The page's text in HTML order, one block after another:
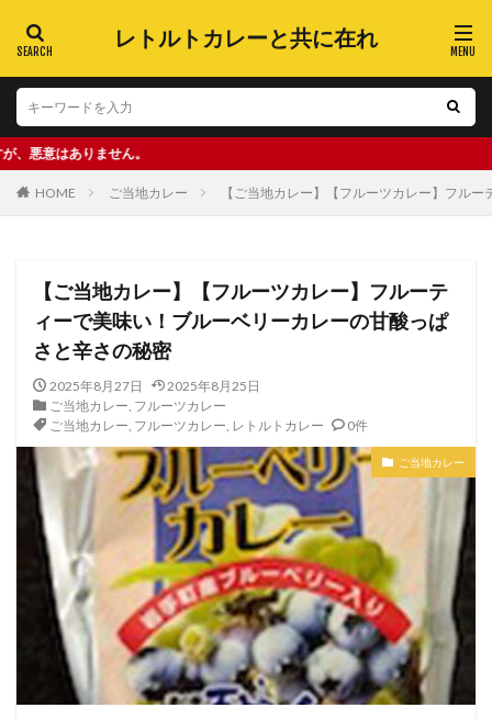
レトルトカレーと共に在れ
ん。
HOME ご当地カレー 【ご当地カレー】【フルーツカレー】フル
【ご当地カレー】【フルーツカレー】フルーテ
ィーで美味い！ブルーベリーカレーの甘酸っぱ
さと辛さの秘密
2025年8月27日
2025年8月25日
ご当地カレー, フルーツカレー
ご当地カレー, フルーツカレー, レトルトカレー 0件
ご当地カレー